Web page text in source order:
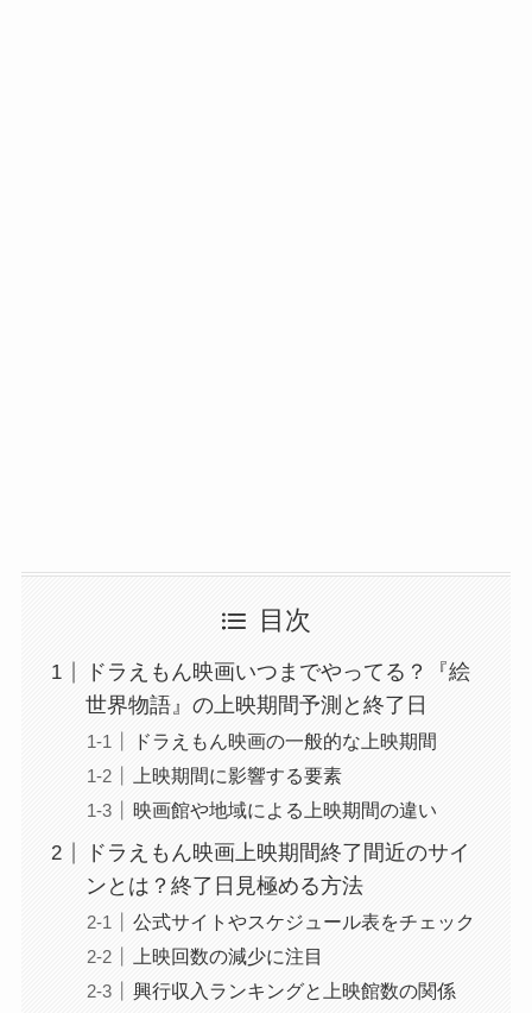
目次
ドラえもん映画いつまでやってる？『絵
世界物語』の上映期間予測と終了日
ドラえもん映画の一般的な上映期間
上映期間に影響する要素
映画館や地域による上映期間の違い
ドラえもん映画上映期間終了間近のサイ
ンとは？終了日見極める方法
公式サイトやスケジュール表をチェック
上映回数の減少に注目
興行収入ランキングと上映館数の関係